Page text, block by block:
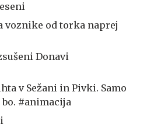
voznike od torka naprej
Donavi
v Sežani in Pivki. Samo
bo. #animacija